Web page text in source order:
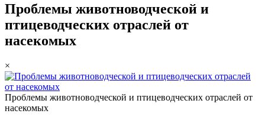
Проблемы животноводческой и
птицеводческих отраслей от
насекомых
×
Проблемы животноводческой и птицеводческих отраслей от
насекомых